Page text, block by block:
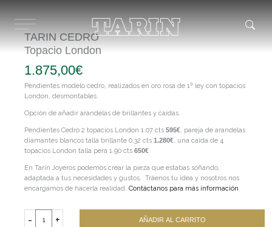
contenido
TARIN CEDRO
Topacio London
1.875,00€
Pendientes modelo cedro, realizados en oro rosa de 1ª ley con topacios
London, desmontables.
Opción de añadir arandelas de brillantes y caídas.
Pendientes Cedro 2 topacios London 1.07 cts 595€, pareja de arandelas
diamantes blancos talla brillante 0.32 cts 1.280€, una caída de 4
topacios London talla pera 1.90 cts 650€
En Tarín Joyeros podemos crear la pieza que estabas soñando,
adaptada a tus necesidades y gustos. Tráenos tu idea y nosotros nos
encargamos de hacerla realidad. Contáctanos para más información.
-
CEDRO
+ AÑADIR AL CARRITO